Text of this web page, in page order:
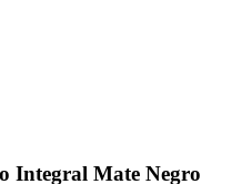
Integral Mate Negro